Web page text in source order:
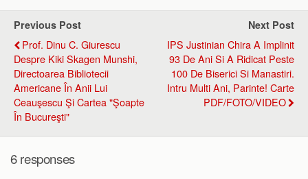
Previous Post
Prof. Dinu C. Giurescu
Despre Kiki Skagen Munshi,
Directoarea Bibliotecii
Americane În Anii Lui
Ceauşescu Şi Cartea "Şoapte
În Bucureşti"
Next Post
IPS Justinian Chira A Implinit
93 De Ani Si A Ridicat Peste
100 De Biserici Si Manastiri.
Intru Multi Ani, Parinte! Carte
PDF/FOTO/VIDEO
6 responses